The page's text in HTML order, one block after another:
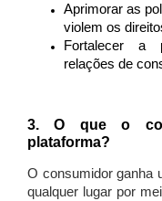
Aprimorar as
violem os
Fortalecer a
relações de
3. O que o
plataforma?
O consumidor ganha
qualquer lugar por